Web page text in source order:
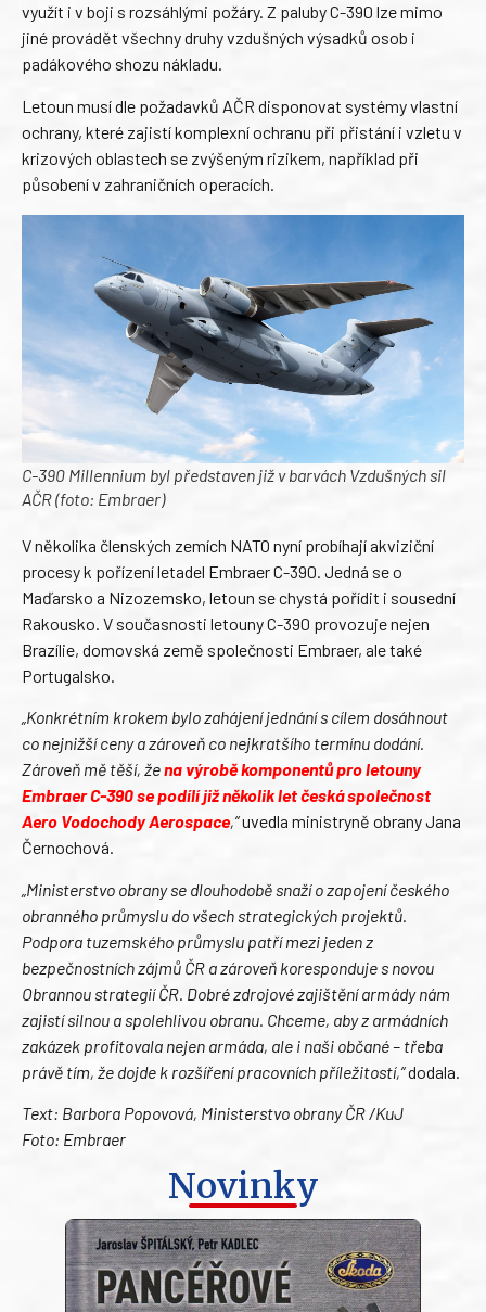
využít i v boji s rozsáhlými požáry. Z paluby C-390 lze mimo
jiné provádět všechny druhy vzdušných výsadků osob i
padákového shozu nákladu.
Letoun musí dle požadavků AČR disponovat systémy vlastní
ochrany, které zajistí komplexní ochranu při přistání i vzletu v
krizových oblastech se zvýšeným rizikem, například při
působení v zahraničních operacích.
C-390 Millennium byl představen již v barvách Vzdušných sil
AČR (foto: Embraer)
V několika členských zemích NATO nyní probíhají akviziční
procesy k pořízení letadel Embraer C-390. Jedná se o
Maďarsko a Nizozemsko, letoun se chystá pořídit i sousední
Rakousko. V současnosti letouny C-390 provozuje nejen
Brazílie, domovská země společnosti Embraer, ale také
Portugalsko.
„Konkrétním krokem bylo zahájení jednání s cílem dosáhnout
co nejnižší ceny a zároveň co nejkratšího termínu dodání.
Zároveň mě těší, žena výrobě komponentů pro letouny
Embraer C-390 se podílí již několik let česká společnost
Aero Vodochody Aerospace,“uvedla ministryně obrany Jana
Černochová.
„Ministerstvo obrany se dlouhodobě snaží o zapojení českého
obranného průmyslu do všech strategických projektů.
Podpora tuzemského průmyslu patří mezi jeden z
bezpečnostních zájmů ČR a zároveň koresponduje s novou
Obrannou strategií ČR. Dobré zdrojové zajištění armády nám
zajistí silnou a spolehlivou obranu. Chceme, aby z armádních
zakázek profitovala nejen armáda, ale i naši občané – třeba
právě tím, že dojde k rozšíření pracovních příležitostí,“dodala.
Text: Barbora Popovová, Ministerstvo obrany ČR /KuJ
Foto: Embraer
Novinky